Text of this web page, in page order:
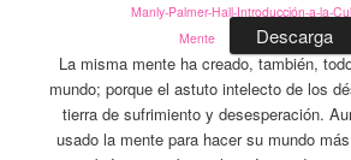
Manly-Palmer-Hall-Introducción-a-la-
Mente
Descarga
La misma mente ha creado, también,
mundo; porque el astuto intelecto de los
tierra de sufrimiento y desesperación.
usado la mente para hacer su mundo